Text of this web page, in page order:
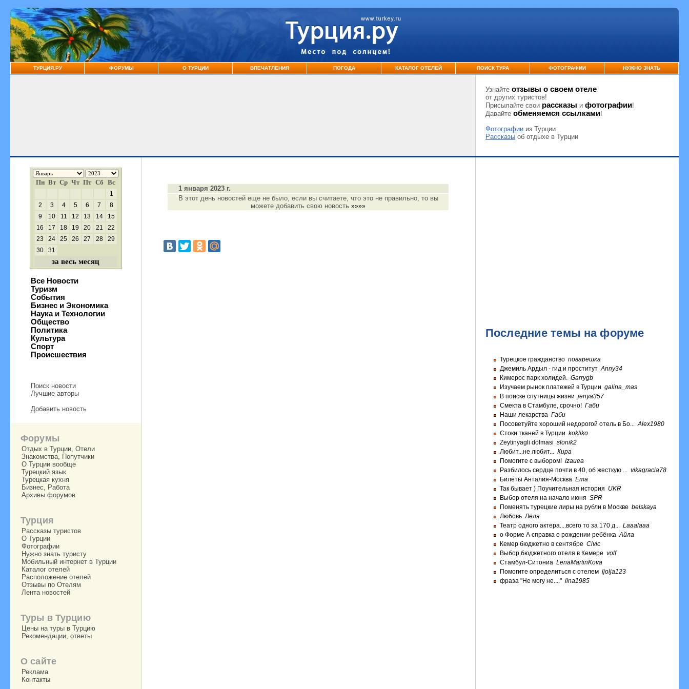
ТУРЦИЯ.РУ ФОРУМЫ О ТУРЦИИ ВПЕЧАТЛЕНИЯ ПОГОДА КАТАЛОГ ОТЕЛЕЙ ПОИСК ТУРА ФОТОГРАФИИ НУЖНО ЗНАТЬ
Узнайте отзывы о своем отеле
от других туристов!
Присылайте свои рассказы и фотографии!
Давайте обменяемся ссылками!
Фотографии из Турции
Рассказы об отдыхе в Турции
Пн Вт Ср Чт Пт Сб Вс
1
2
3 4 5 6 7
8
9
10 11 12 13 14
15
16
17 18 19 20 21
22
23
24 25 26 27 28
29
30
31
за весь месяц
Все Новости
Туризм
События
Бизнес и Экономика
Наука и Технологии
Общество
Политика
Культура
Спорт
Происшествия
Поиск новости
Лучшие авторы
Добавить новость
1 января 2023 г.
В этот день новостей еще не было, если вы считаете, что это не правильно, то вы
можете добавить свою новость »»»»
Последние темы на форуме
Турецкое гражданство поварешка
Джемиль Ардыл - гид и проститут Anny34
Кимерос парк холидей. Garrygb
Изучаем рынок платежей в Турции galina_mas
В поиске спутницы жизни jenya357
Смекта в Стамбуле, срочно! Габи
Наши лекарства Габи
Посоветуйте хороший недорогой отель в Бо... Alex1980
Стоки тканей в Турции kokliko
Zeytinyagli dolmasi slonik2
Любит...не любит... Кира
Помогите с выбором! Izauea
Разбилось сердце почти в 40, об жесткую ... vikagracia78
Билеты Анталия-Москва Ema
Так бывает ) Поучительная история UKR
Выбор отеля на начало июня SPR
Поменять турецкие лиры на рубли в Москве belskaya
Любовь Леля
Театр одного актера....всего то за 170 д... Laaalaaa
о Форме А справка о рождении ребёнка Айла
Кемер бюджетно в сентябре Civic
Выбор бюджетного отеля в Кемере volf
Стамбул-Ситониа LenaMartinKova
Помогите определиться с отелем ljolja123
фраза "Не могу не...." lina1985
Форумы
Отдых в Турции, Отели
Знакомства, Попутчики
О Турции вообще
Турецкий язык
Турецкая кухня
Бизнес, Работа
Архивы форумов
Турция
Рассказы туристов
О Турции
Фотографии
Нужно знать туристу
Мобильный интернет в Турции
Каталог отелей
Расположение отелей
Отзывы по Отелям
Лента новостей
Туры в Турцию
Цены на туры в Турцию
Рекомендации, ответы
О сайте
Реклама
Контакты